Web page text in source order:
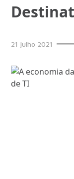
21 julho 2021